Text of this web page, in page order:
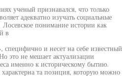
ученый признавался, что только
адекватно изучать социальные
понимание истории как
в
специфично и несет на себе известный
это не мешает актуализации
именно к историческому бытию.
та позиция, которую можно